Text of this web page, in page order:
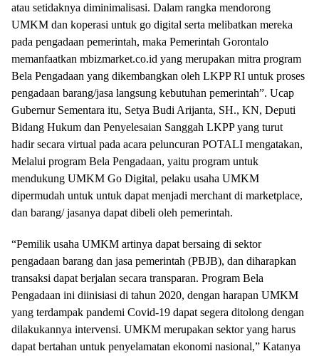
atau setidaknya diminimalisasi. Dalam rangka mendorong
UMKM dan koperasi untuk go digital serta melibatkan mereka
pada pengadaan pemerintah, maka Pemerintah Gorontalo
memanfaatkan mbizmarket.co.id yang merupakan mitra program
Bela Pengadaan yang dikembangkan oleh LKPP RI untuk proses
pengadaan barang/jasa langsung kebutuhan pemerintah”. Ucap
Gubernur Sementara itu, Setya Budi Arijanta, SH., KN, Deputi
Bidang Hukum dan Penyelesaian Sanggah LKPP yang turut
hadir secara virtual pada acara peluncuran POTALI mengatakan,
Melalui program Bela Pengadaan, yaitu program untuk
mendukung UMKM Go Digital, pelaku usaha UMKM
dipermudah untuk untuk dapat menjadi merchant di marketplace,
dan barang/ jasanya dapat dibeli oleh pemerintah.
“Pemilik usaha UMKM artinya dapat bersaing di sektor
pengadaan barang dan jasa pemerintah (PBJB), dan diharapkan
transaksi dapat berjalan secara transparan. Program Bela
Pengadaan ini diinisiasi di tahun 2020, dengan harapan UMKM
yang terdampak pandemi Covid-19 dapat segera ditolong dengan
dilakukannya intervensi. UMKM merupakan sektor yang harus
dapat bertahan untuk penyelamatan ekonomi nasional,” Katanya